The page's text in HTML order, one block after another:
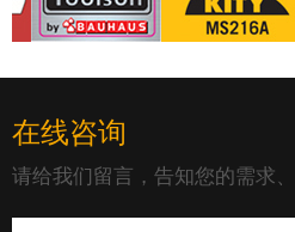
在线咨询
请给我们留言，告知您的需求